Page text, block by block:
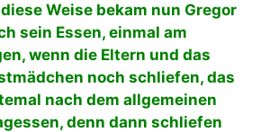
Weise bekam nun Gregor
sein Essen, einmal am
wenn die Eltern und das
noch schliefen, das
nach dem allgemeinen
denn dann schliefen